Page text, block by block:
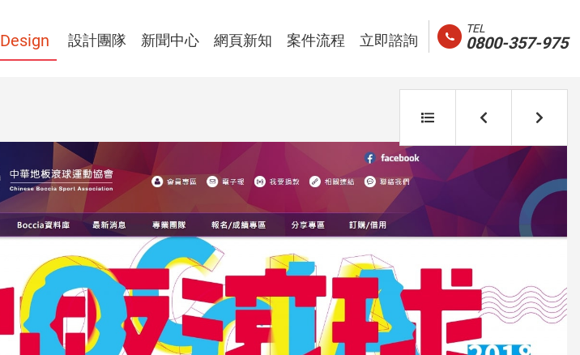
TEL
0800-357-975
Design
網頁設計精選作品
設計團隊
我們的設計團隊介紹
新聞中心
最新消息與活動花絮
網頁新知
網頁設計新知案件流程
我們的案件設計流程
立即諮詢
聯絡我們以獲得更多資訊
返 上
例
下
一
例